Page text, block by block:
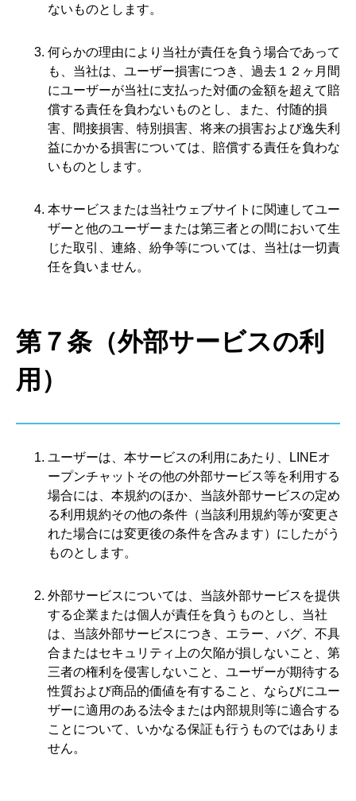
ないものとします。
何らかの理由により当社が責任を負う場合であって
も、当社は、ユーザー損害につき、過去１２ヶ月間
にユーザーが当社に支払った対価の金額を超えて賠
償する責任を負わないものとし、また、付随的損
害、間接損害、特別損害、将来の損害および逸失利
益にかかる損害については、賠償する責任を負わな
いものとします。
本サービスまたは当社ウェブサイトに関連してユー
ザーと他のユーザーまたは第三者との間において生
じた取引、連絡、紛争等については、当社は一切責
任を負いません。
第７条（外部サービスの利
用）
ユーザーは、本サービスの利用にあたり、LINEオ
ープンチャットその他の外部サービス等を利用する
場合には、本規約のほか、当該外部サービスの定め
る利用規約その他の条件（当該利用規約等が変更さ
れた場合には変更後の条件を含みます）にしたがう
ものとします。
外部サービスについては、当該外部サービスを提供
する企業または個人が責任を負うものとし、当社
は、当該外部サービスにつき、エラー、バグ、不具
合またはセキュリティ上の欠陥が損しないこと、第
三者の権利を侵害しないこと、ユーザーが期待する
性質および商品的価値を有すること、ならびにユー
ザーに適用のある法令または内部規則等に適合する
ことについて、いかなる保証も行うものではありま
せん。